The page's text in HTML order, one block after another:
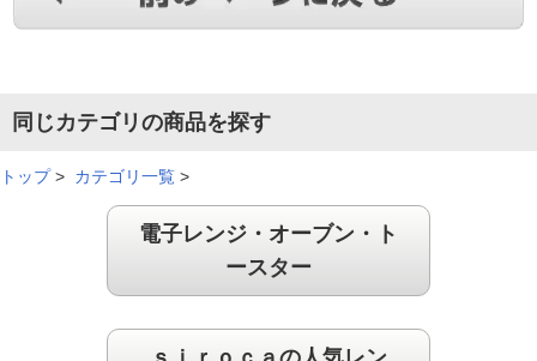
コンパクトで使いやすくて良いです。上部が平面なのが便利で
（ 山梨県
「お客様の声」は実際にご購入されたお客様からのご意見を掲載しておりま
商品により、同一シリーズをご購入された方の声を含みます。
同じカテゴリの商品を探す
トップ> カテゴリ一覧 >
電子レンジ・オーブン・ト
ースター